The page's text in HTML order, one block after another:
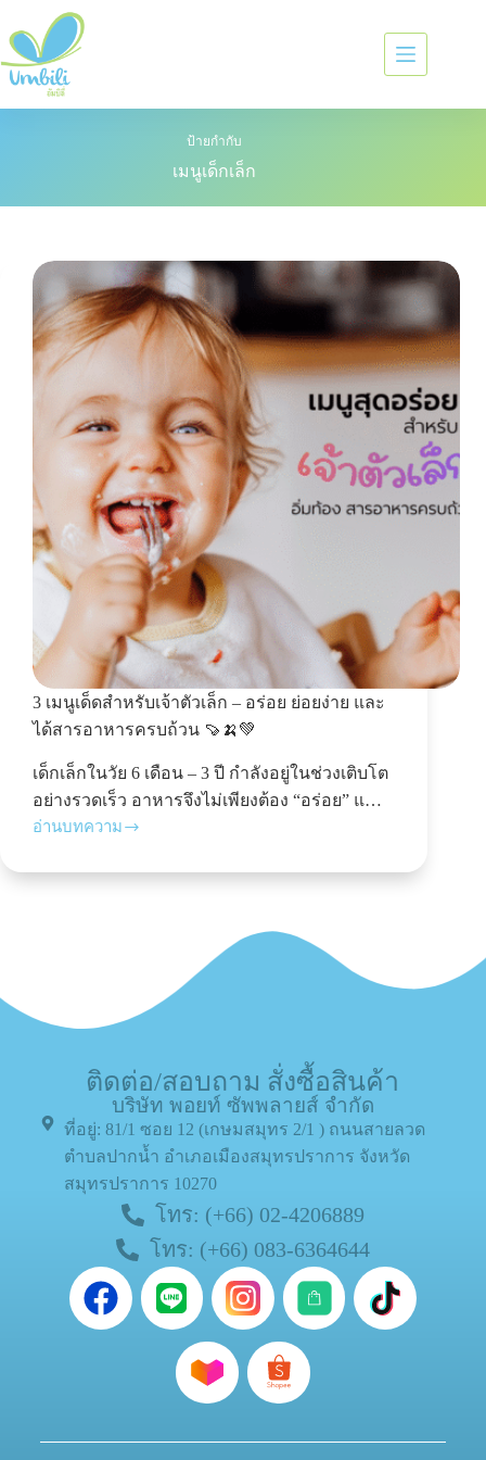
ป้ายกำกับ
เมนูเด็กเล็ก
3 เมนูเด็ดสำหรับเจ้าตัวเล็ก – อร่อย ย่อยง่าย และ
ได้สารอาหารครบถ้วน 🍠🍌💚
เด็กเล็กในวัย 6 เดือน – 3 ปี กำลังอยู่ในช่วงเติบโต
อย่างรวดเร็ว อาหารจึงไม่เพียงต้อง “อร่อย” แ…
อ่านบทความ
ติดต่อ/สอบถาม สั่งซื้อสินค้า
บริษัท พอยท์ ซัพพลายส์ จำกัด
ที่อยู่: 81/1 ซอย 12 (เกษมสมุทร 2/1 ) ถนนสายลวด
ตำบลปากน้ำ อำเภอเมืองสมุทรปราการ จังหวัด
สมุทรปราการ 10270
โทร: (+66) 02-4206889
โทร: (+66) 083-6364644